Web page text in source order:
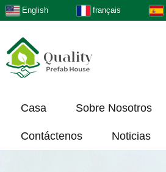
English français
Casa Sobre Nosotros
Contáctenos Noticias